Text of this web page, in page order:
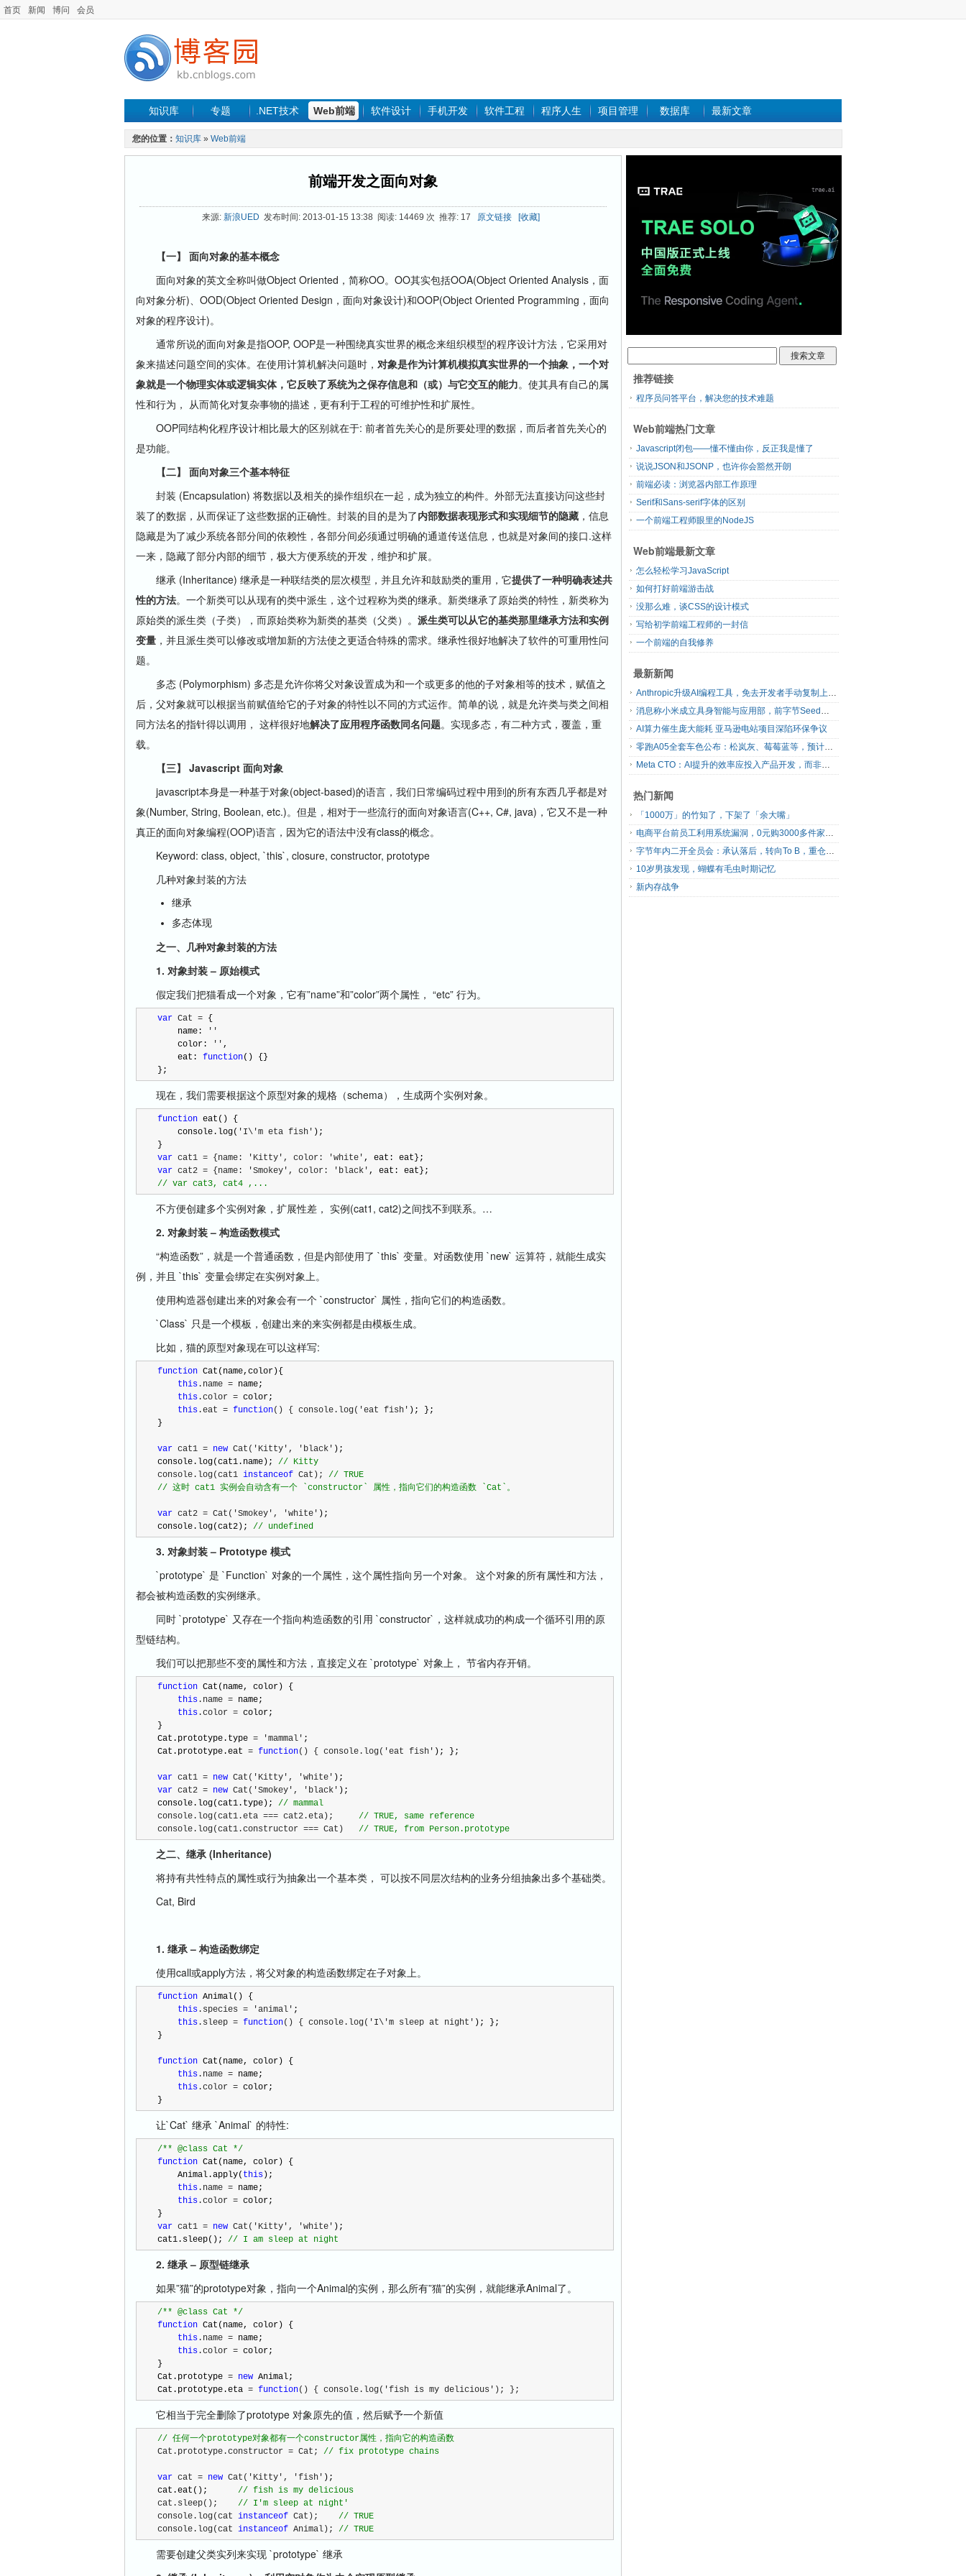
首页 新闻 博问 会员
知识库 专题 .NET技术 Web前端 软件设计 手机开发 软件工程 程序人生 项目管理 数据库 最新文章
您的位置： 知识库 » Web前端
前端开发之面向对象
来源: 新浪UED 发布时间: 2013-01-15 13:38 阅读: 14469 次 推荐: 17 原文链接 [收藏]
【一】 面向对象的基本概念
面向对象的英文全称叫做Object Oriented，简称OO。OO其实包括OOA(Object Oriented Analysis，面
向对象分析)、OOD(Object Oriented Design，面向对象设计)和OOP(Object Oriented Programming，面向
对象的程序设计)。
通常所说的面向对象是指OOP, OOP是一种围绕真实世界的概念来组织模型的程序设计方法，它采用对
象来描述问题空间的实体。在使用计算机解决问题时， 对象是作为计算机模拟真实世界的一个抽象，一个对
象就是一个物理实体或逻辑实体，它反映了系统为之保存信息和（或）与它交互的能力。使其具有自己的属
性和行为， 从而简化对复杂事物的描述，更有利于工程的可维护性和扩展性。
OOP同结构化程序设计相比最大的区别就在于: 前者首先关心的是所要处理的数据，而后者首先关心的
是功能。
【二】 面向对象三个基本特征
封装 (Encapsulation) 将数据以及相关的操作组织在一起，成为独立的构件。外部无法直接访问这些封
装了的数据，从而保证了这些数据的正确性。封装的目的是为了内部数据表现形式和实现细节的隐藏 ，信息
隐藏是为了减少系统各部分间的依赖性，各部分间必须通过明确的通道传送信息，也就是对象间的接口.这样
一来，隐藏了部分内部的细节，极大方便系统的开发，维护和扩展。
继承 (Inheritance) 继承是一种联结类的层次模型，并且允许和鼓励类的重用，它提供了一种明确表述共
性的方法。一个新类可以从现有的类中派生，这个过程称为类的继承。新类继承了原始类的特性，新类称为
原始类的派生类（子类），而原始类称为新类的基类（父类）。 派生类可以从它的基类那里继承方法和实例
变量 ，并且派生类可以修改或增加新的方法使之更适合特殊的需求。继承性很好地解决了软件的可重用性问
题。
多态 (Polymorphism) 多态是允许你将父对象设置成为和一个或更多的他的子对象相等的技术，赋值之
后，父对象就可以根据当前赋值给它的子对象的特性以不同的方式运作。简单的说，就是允许类与类之间相
同方法名的指针得以调用， 这样很好地解决了应用程序函数同名问题。实现多态，有二种方式，覆盖，重
载。
【三】 Javascript 面向对象
javascript本身是一种基于对象(object-based)的语言，我们日常编码过程中用到的所有东西几乎都是对
象(Number, String, Boolean, etc.)。但是，相对于一些流行的面向对象语言(C++, C#, java)，它又不是一种
真正的面向对象编程(OOP)语言，因为它的语法中没有class的概念。
Keyword: class, object, `this`, closure, constructor, prototype
几种对象封装的方法
继承
多态体现
之一、几种对象封装的方法
1. 对象封装 – 原始模式
假定我们把猫看成一个对象，它有”name”和”color”两个属性， “etc” 行为。
var Cat = {
    name:
''
    color:
'' ,
    eat:
function() {}
};
现在，我们需要根据这个原型对象的规格（schema），生成两个实例对象。
function eat() {
    console.log(
'I\'m eta fish' );
var cat1 = {name: 'Kitty', color: 'white'
var cat2 = {name: 'Smokey', color: 'black'
// var cat3, cat4 ,...
不方便创建多个实例对象，扩展性差， 实例(cat1, cat2)之间找不到联系。…
2. 对象封装 – 构造函数模式
“构造函数”，就是一个普通函数，但是内部使用了 `this` 变量。对函数使用 `new` 运算符，就能生成实
例，并且 `this` 变量会绑定在实例对象上。
使用构造器创建出来的对象会有一个 `constructor` 属性，指向它们的构造函数。
`Class` 只是一个模板，创建出来的来实例都是由模板生成。
比如，猫的原型对象现在可以这样写:
function
    this
.name =
    this
.color = color;
this .eat = function() { console.log('eat fish' ); };
}
var cat1 = new Cat('Kitty', 'black' );
console.log(cat1.name); // Kitty
console.log(cat1 instanceof Cat); // TRUE
// 这时 cat1 实例会自动含有一个 `constructor` 属性，指向它们的构造函数 `Cat`。
var cat2 = Cat('Smokey', 'white' );
console.log(cat2); // undefined
3. 对象封装 – Prototype 模式
`prototype` 是 `Function` 对象的一个属性，这个属性指向另一个对象。 这个对象的所有属性和方法，
都会被构造函数的实例继承。
同时 `prototype` 又存在一个指向构造函数的引用 `constructor`，这样就成功的构成一个循环引用的原
型链结构。
我们可以把那些不变的属性和方法，直接定义在 `prototype` 对象上， 节省内存开销。
function Cat(name, color) {
this .name = name;
this .color = color;
}
Cat.prototype.type = 'mammal' ;
Cat.prototype.eat = function() { console.log('eat fish' ); };
var cat1 = new Cat('Kitty', 'white'
var cat2 = new Cat('Smokey', 'black' );
console.log(cat1.type); // mammal
console.log(cat1.eta === cat2.eta); // TRUE, same reference
console.log(cat1.constructor === Cat) // TRUE, from Person.prototype
之二、继承 (Inheritance)
将持有共性特点的属性或行为抽象出一个基本类， 可以按不同层次结构的业务分组抽象出多个基础类。
Cat, Bird
1. 继承 – 构造函数绑定
使用call或apply方法，将父对象的构造函数绑定在子对象上。
function Animal() {
this .species = 'animal' ;
this .sleep = function() { console.log('I\'m sleep at night' ); };
}
function Cat(name, color) {
this .name = name;
this .color = color;
}
让`Cat` 继承 `Animal` 的特性:
/** @class Cat */
function Cat(name, color) {
    Animal.apply(
this );
this .name = name;
this .color = color;
var cat1 = new Cat('Kitty', 'white' );
cat1.sleep(); // I am sleep at night
2. 继承 – 原型链继承
如果”猫”的prototype对象，指向一个Animal的实例，那么所有”猫”的实例，就能继承Animal了。
/** @class Cat */
function Cat(name, color) {
this .name = name;
this .color = color;
}
Cat.prototype = new Animal;
Cat.prototype.eta = function() { console.log('fish is my delicious'); };
它相当于完全删除了prototype 对象原先的值，然后赋予一个新值
// 任何一个prototype对象都有一个constructor属性，指向它的构造函数
Cat.prototype.constructor = Cat; // fix prototype chains
var cat = new Cat('Kitty', 'fish' );
cat.eat(); // fish is my delicious
cat.sleep(); // I'm sleep at night'
console.log(cat instanceof Cat); // TRUE
console.log(cat instanceof Animal); // TRUE
需要创建父类实列来实现 `prototype` 继承
推荐链接
程序员问答平台，解决您的技术难题
Web前端热门文章
Javascript闭包——懂不懂由你，反正我是懂了
说说JSON和JSONP，也许你会豁然开朗
前端必读：浏览器内部工作原理
Serif和Sans-serif字体的区别
一个前端工程师眼里的NodeJS
Web前端最新文章
怎么轻松学习JavaScript
如何打好前端游击战
没那么难，谈CSS的设计模式
写给初学前端工程师的一封信
一个前端的自我修养
最新新闻
Anthropic升级AI编程工具，免去开发者手动复制上下文
消息称小米成立具身智能与应用部，前字节Seed孔涛挂帅
AI算力催生庞大能耗 亚马逊电站项目深陷环保争议
零跑A05全套车色公布：松岚灰、莓莓蓝等，预计明日上市
Meta CTO：AI提升的效率应投入产品开发，而非增加休假
热门新闻
「1000万」的竹知了，下架了「余大嘴」
电商平台前员工利用系统漏洞，0元购3000多件家电！
字节年内二开全员会：承认落后，转向To B，重仓年轻人
10岁男孩发现，蝴蝶有毛虫时期记忆
新内存战争